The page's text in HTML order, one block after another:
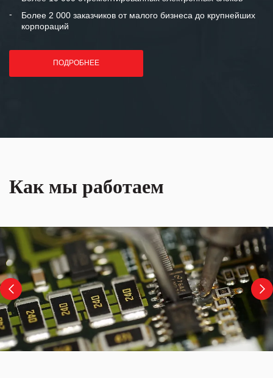
Более 2 000 заказчиков от малого бизнеса до крупнейших
корпораций
ПОДРОБНЕЕ
Как мы работаем